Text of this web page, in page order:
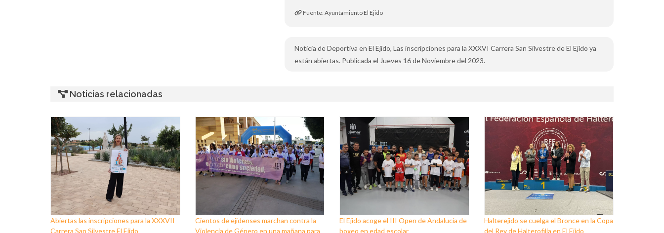
Fuente: Ayuntamiento El Ejido
Noticia de Deportiva en El Ejido, Las inscripciones para la XXXVI Carrera San Silvestre de El Ejido ya
están abiertas. Publicada el Jueves 16 de Noviembre del 2023.
Noticias relacionadas
Abiertas las inscripciones para la XXXVII
Carrera San Silvestre El Ejido
Cientos de ejidenses marchan contra la
Violencia de Género en una mañana para
El Ejido acoge el III Open de Andalucía de
boxeo en edad escolar
Halterejido se cuelga el Bronce en la Copa
del Rey de Halterofilia en El Ejido